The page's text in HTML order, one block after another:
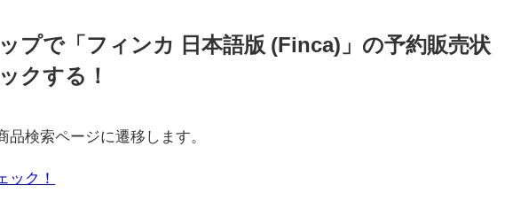
プで「フィンカ 日本語版 (Finca)」の予約販売状
クする！
検索ページに遷移します。
ック！